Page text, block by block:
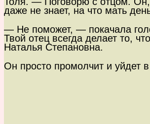
даже не знает, на что мать
— Не поможет, — покачала
Твой отец всегда делает то,
Наталья Степановна.
Он просто промолчит и уйдет